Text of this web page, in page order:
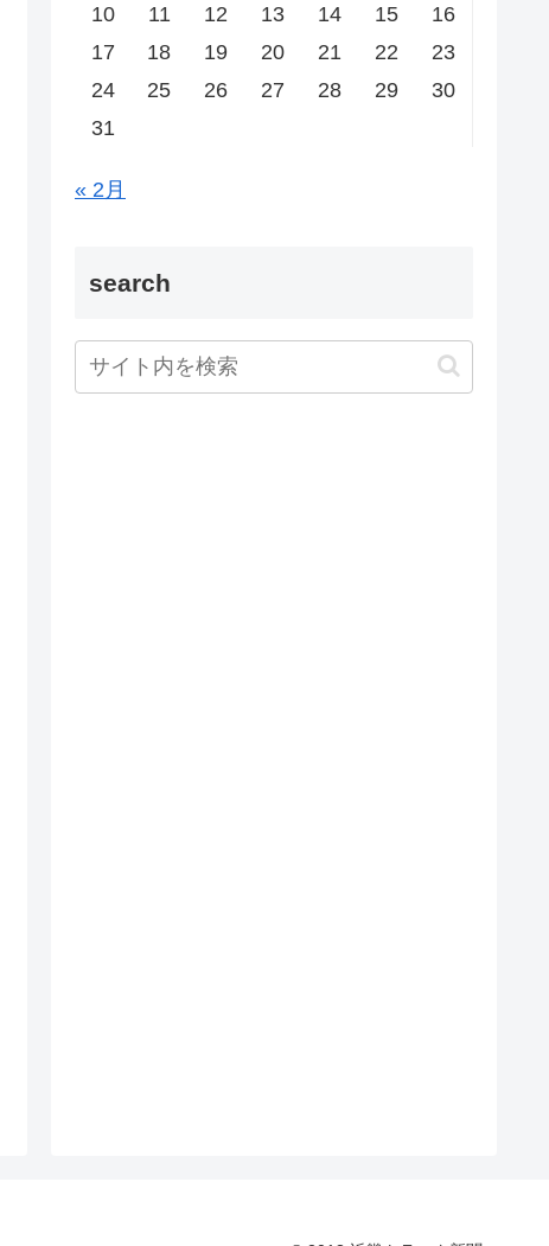
10
11 12 13 14 15
16
17
18 19 20 21 22
23
24
25 26 27 28 29
30
31
« 2月
search